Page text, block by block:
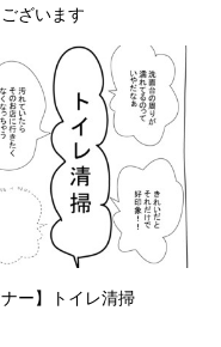
ざいます
ナー】トイレ清掃